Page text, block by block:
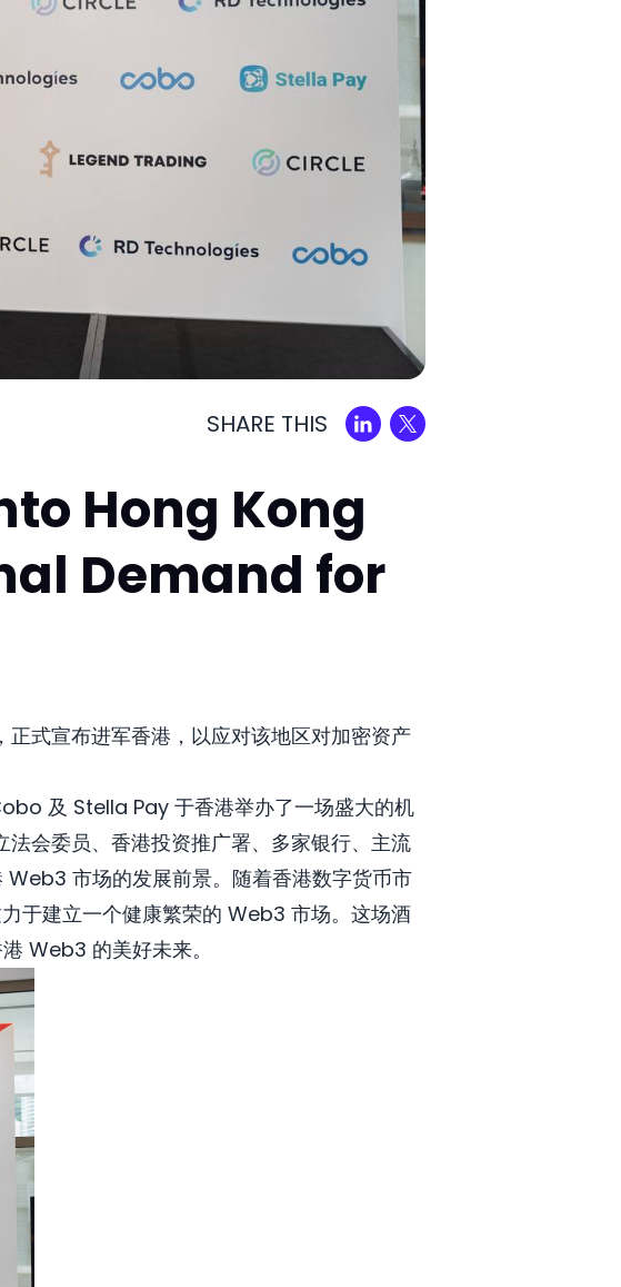
SHARE THIS
Hong Kong
Demand for
式宣布进军香港，以应对该地区对加密资产
及 Stella Pay 于香港举办了一场盛大的机
会委员、香港投资推广署、多家银行、主流
市场的发展前景。随着香港数字货币市
于建立一个健康繁荣的 Web3 市场。这场酒
Web3 的美好未来。